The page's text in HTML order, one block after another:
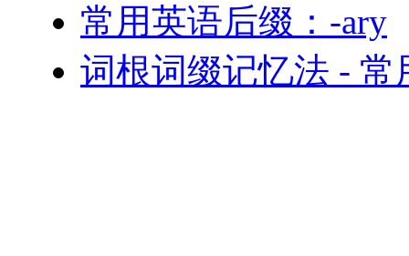
常用英语后缀：-ary
词根词缀记忆法 - 常